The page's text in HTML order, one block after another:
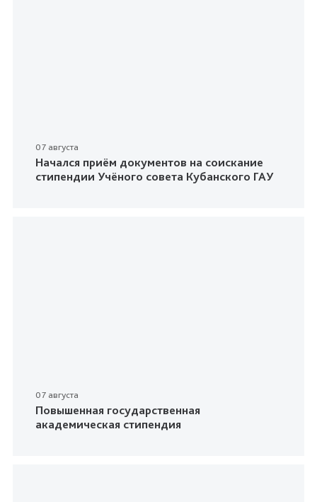
07 августа
Начался приём документов на соискание
стипендии Учёного совета Кубанского ГАУ
07 августа
Повышенная государственная
академическая стипендия